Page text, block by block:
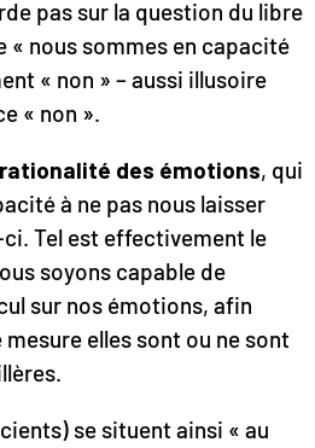
pas sur la question du libre
« nous sommes en capacité
« non » – aussi illusoire
« non ».
rationalité des émotions, qui
à ne pas nous laisser
Tel est effectivement le
soyons capable de
sur nos émotions, afin
mesure elles sont ou ne sont
se situent ainsi « au